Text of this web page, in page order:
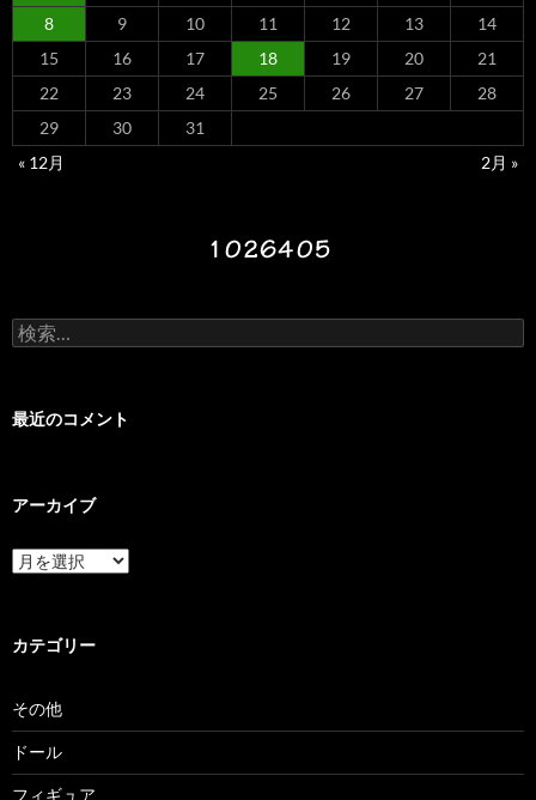
8
9 10 11 12 13
14
15
16 17 18 19 20
21
22
23 24 25 26 27
28
29
30
31
« 12月
2月 »
検
索:
最近のコメント
アーカイブ
ア
ー
ブ
カテゴリー
その他
ドール
フィギュア